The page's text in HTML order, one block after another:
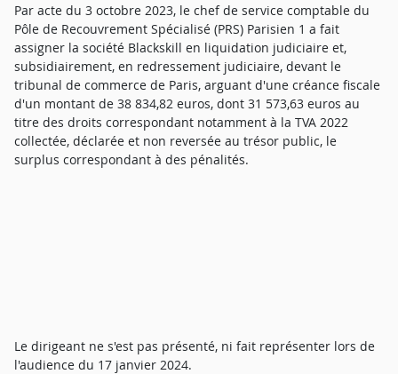
Par acte du 3 octobre 2023, le chef de service comptable du
Pôle de Recouvrement Spécialisé (PRS) Parisien 1 a fait
assigner la société Blackskill en liquidation judiciaire et,
subsidiairement, en redressement judiciaire, devant le
tribunal de commerce de Paris, arguant d'une créance fiscale
d'un montant de 38 834,82 euros, dont 31 573,63 euros au
titre des droits correspondant notamment à la TVA 2022
collectée, déclarée et non reversée au trésor public, le
surplus correspondant à des pénalités.
Le dirigeant ne s'est pas présenté, ni fait représenter lors de
l'audience du 17 janvier 2024.